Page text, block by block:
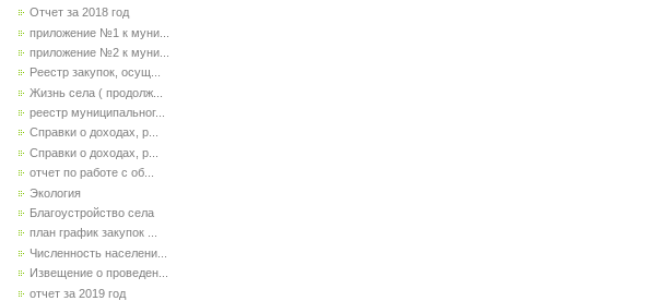
Отчет за 2018 год
приложение №1 к муни...
приложение №2 к муни...
Реестр закупок, осущ...
Жизнь села ( продолж...
реестр муниципальног...
Справки о доходах, р...
Справки о доходах, р...
отчет по работе с об...
Экология
Благоустройство села
план график закупок ...
Численность населени...
Извещение о проведен...
отчет за 2019 год